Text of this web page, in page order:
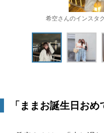
希空さんのインスタ
「ままお誕生日お